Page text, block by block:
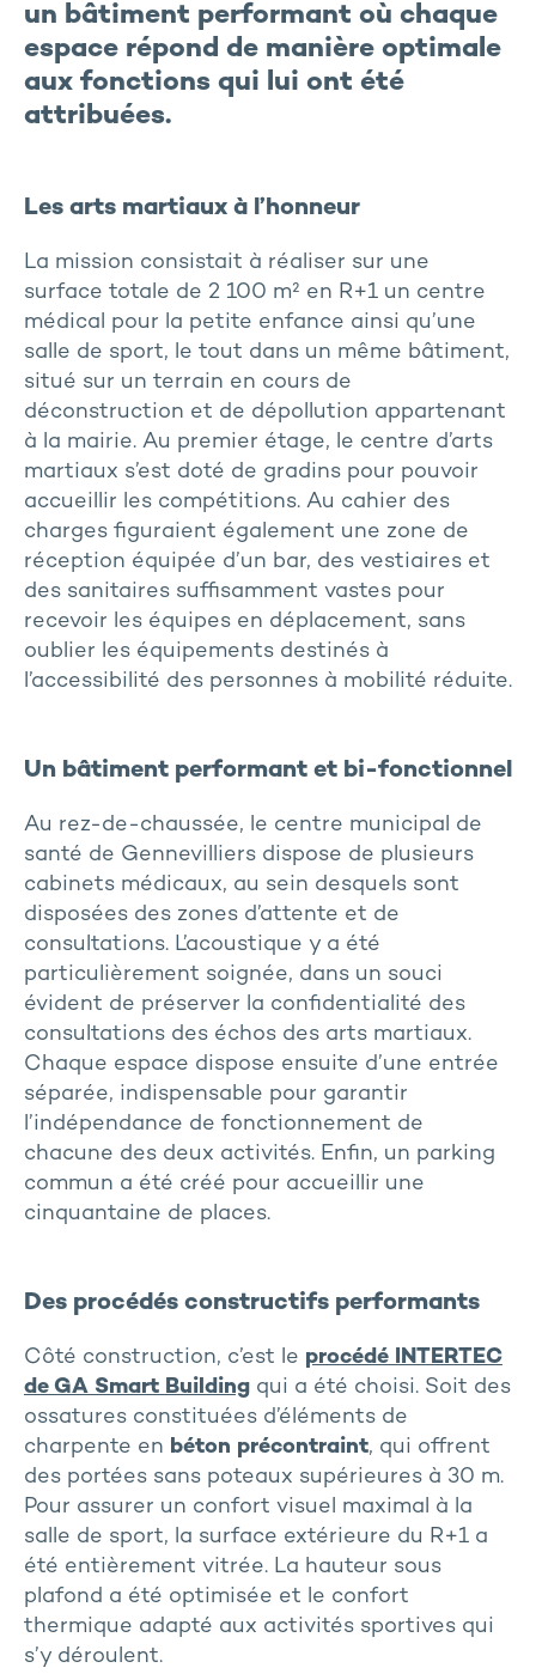
un bâtiment performant où chaque
espace répond de manière optimale
aux fonctions qui lui ont été
attribuées.
Les arts martiaux à l’honneur
La mission consistait à réaliser sur une
surface totale de 2 100 m² en R+1 un centre
médical pour la petite enfance ainsi qu’une
salle de sport, le tout dans un même bâtiment,
situé sur un terrain en cours de
déconstruction et de dépollution appartenant
à la mairie. Au premier étage, le centre d’arts
martiaux s’est doté de gradins pour pouvoir
accueillir les compétitions. Au cahier des
charges figuraient également une zone de
réception équipée d’un bar, des vestiaires et
des sanitaires suffisamment vastes pour
recevoir les équipes en déplacement, sans
oublier les équipements destinés à
l’accessibilité des personnes à mobilité réduite.
Un bâtiment performant et bi-fonctionnel
Au rez-de-chaussée, le centre municipal de
santé de Gennevilliers dispose de plusieurs
cabinets médicaux, au sein desquels sont
disposées des zones d’attente et de
consultations. L’acoustique y a été
particulièrement soignée, dans un souci
évident de préserver la confidentialité des
consultations des échos des arts martiaux.
Chaque espace dispose ensuite d’une entrée
séparée, indispensable pour garantir
l’indépendance de fonctionnement de
chacune des deux activités. Enfin, un parking
commun a été créé pour accueillir une
cinquantaine de places.
Des procédés constructifs performants
Côté construction, c’est le procédé INTERTEC
de GA Smart Building qui a été choisi. Soit des
ossatures constituées d’éléments de
charpente en béton précontraint, qui offrent
des portées sans poteaux supérieures à 30 m.
Pour assurer un confort visuel maximal à la
salle de sport, la surface extérieure du R+1 a
été entièrement vitrée. La hauteur sous
plafond a été optimisée et le confort
thermique adapté aux activités sportives qui
s’y déroulent.